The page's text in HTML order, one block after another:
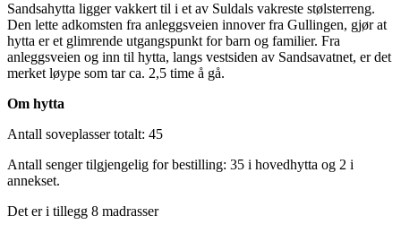
Sandsahytta ligger vakkert til i et av Suldals vakreste stølsterreng.
Den lette adkomsten fra anleggsveien innover fra Gullingen, gjør at
hytta er et glimrende utgangspunkt for barn og familier. Fra
anleggsveien og inn til hytta, langs vestsiden av Sandsavatnet, er det
merket løype som tar ca. 2,5 time å gå.
Om hytta
Antall soveplasser totalt: 45
Antall senger tilgjengelig for bestilling: 35 i hovedhytta og 2 i
annekset.
Det er i tillegg 8 madrasser